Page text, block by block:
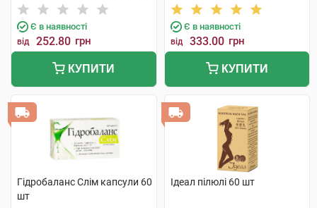
Лтд.
Є в наявності
від 252.80 грн
КУПИТИ
Байоледжі Індастрі Ко. Лтд
Є в наявності
від 333.00 грн
КУПИТИ
Гідробаланс Слім капсули 60
шт
Ідеал пілюлі 60 шт